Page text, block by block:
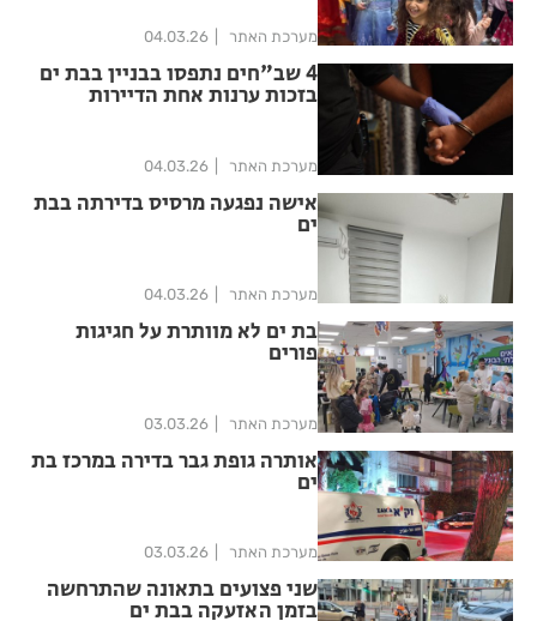
מערכת האתר 04.03.26
4 שב"חים נתפסו בבניין בבת ים
בזכות ערנות אחת הדיירות
מערכת האתר 04.03.26
אישה נפגעה מרסיס בדירתה בבת
ים
מערכת האתר 04.03.26
בת ים לא מוותרת על חגיגות
פורים
מערכת האתר 03.03.26
אותרה גופת גבר בדירה במרכז בת
ים
מערכת האתר 03.03.26
שני פצועים בתאונה שהתרחשה
בזמן האזעקה בבת ים